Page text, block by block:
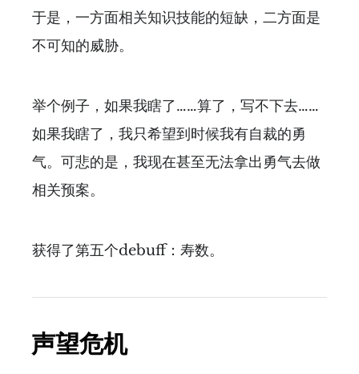
于是，一方面相关知识技能的短缺，二方面是
不可知的威胁。
举个例子，如果我瞎了……算了，写不下去……
如果我瞎了，我只希望到时候我有自裁的勇
气。可悲的是，我现在甚至无法拿出勇气去做
相关预案。
获得了第五个debuff：寿数。
声望危机